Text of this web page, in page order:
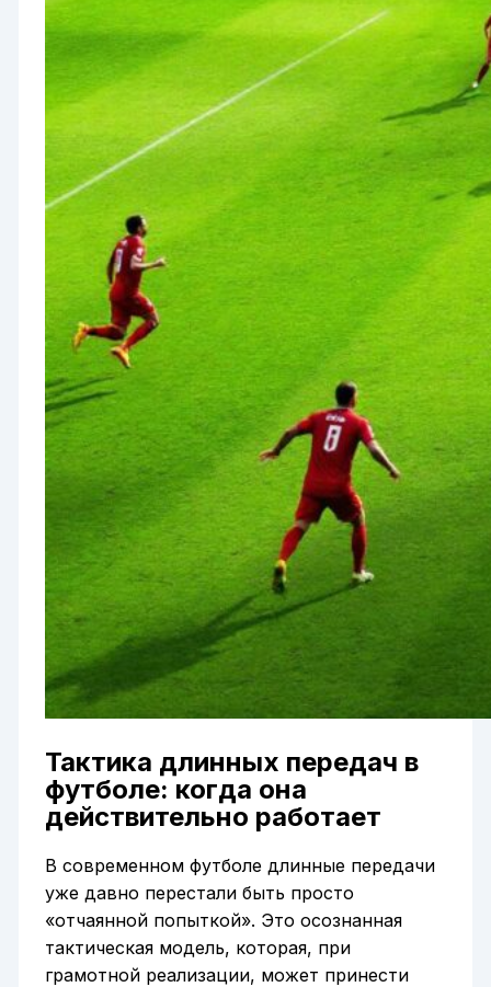
Тактика длинных передач в
футболе: когда она
действительно работает
В современном футболе длинные передачи
уже давно перестали быть просто
«отчаянной попыткой». Это осознанная
тактическая модель, которая, при
грамотной реализации, может принести